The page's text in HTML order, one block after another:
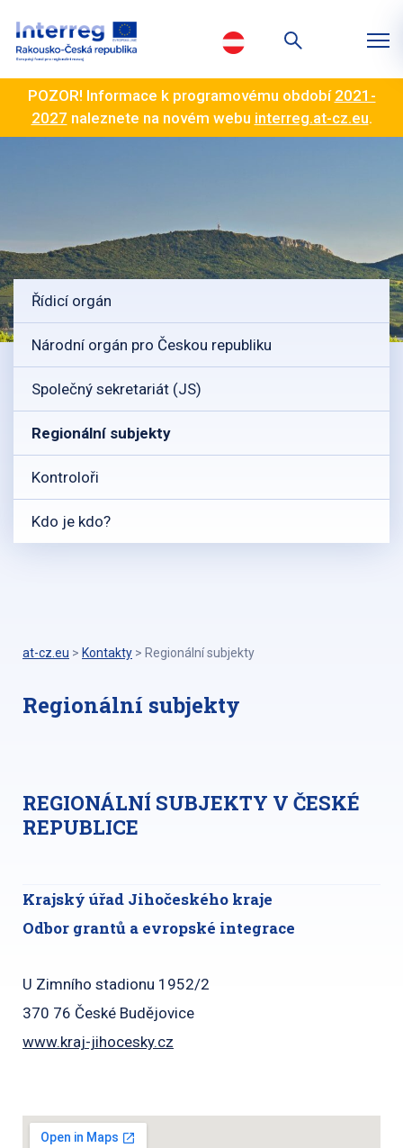
POZOR! Informace k programovému období 2021-
2027 naleznete na novém webu interreg.at-cz.eu.
Řídicí orgán
Národní orgán pro Českou republiku
Společný sekretariát (JS)
Regionální subjekty
Kontroloři
Kdo je kdo?
at-cz.eu > Kontakty > Regionální subjekty
Regionální subjekty
REGIONÁLNÍ SUBJEKTY V ČESKÉ
REPUBLICE
Krajský úřad Jihočeského kraje
Odbor grantů a evropské integrace
U Zimního stadionu 1952/2
370 76 České Budějovice
www.kraj-jihocesky.cz